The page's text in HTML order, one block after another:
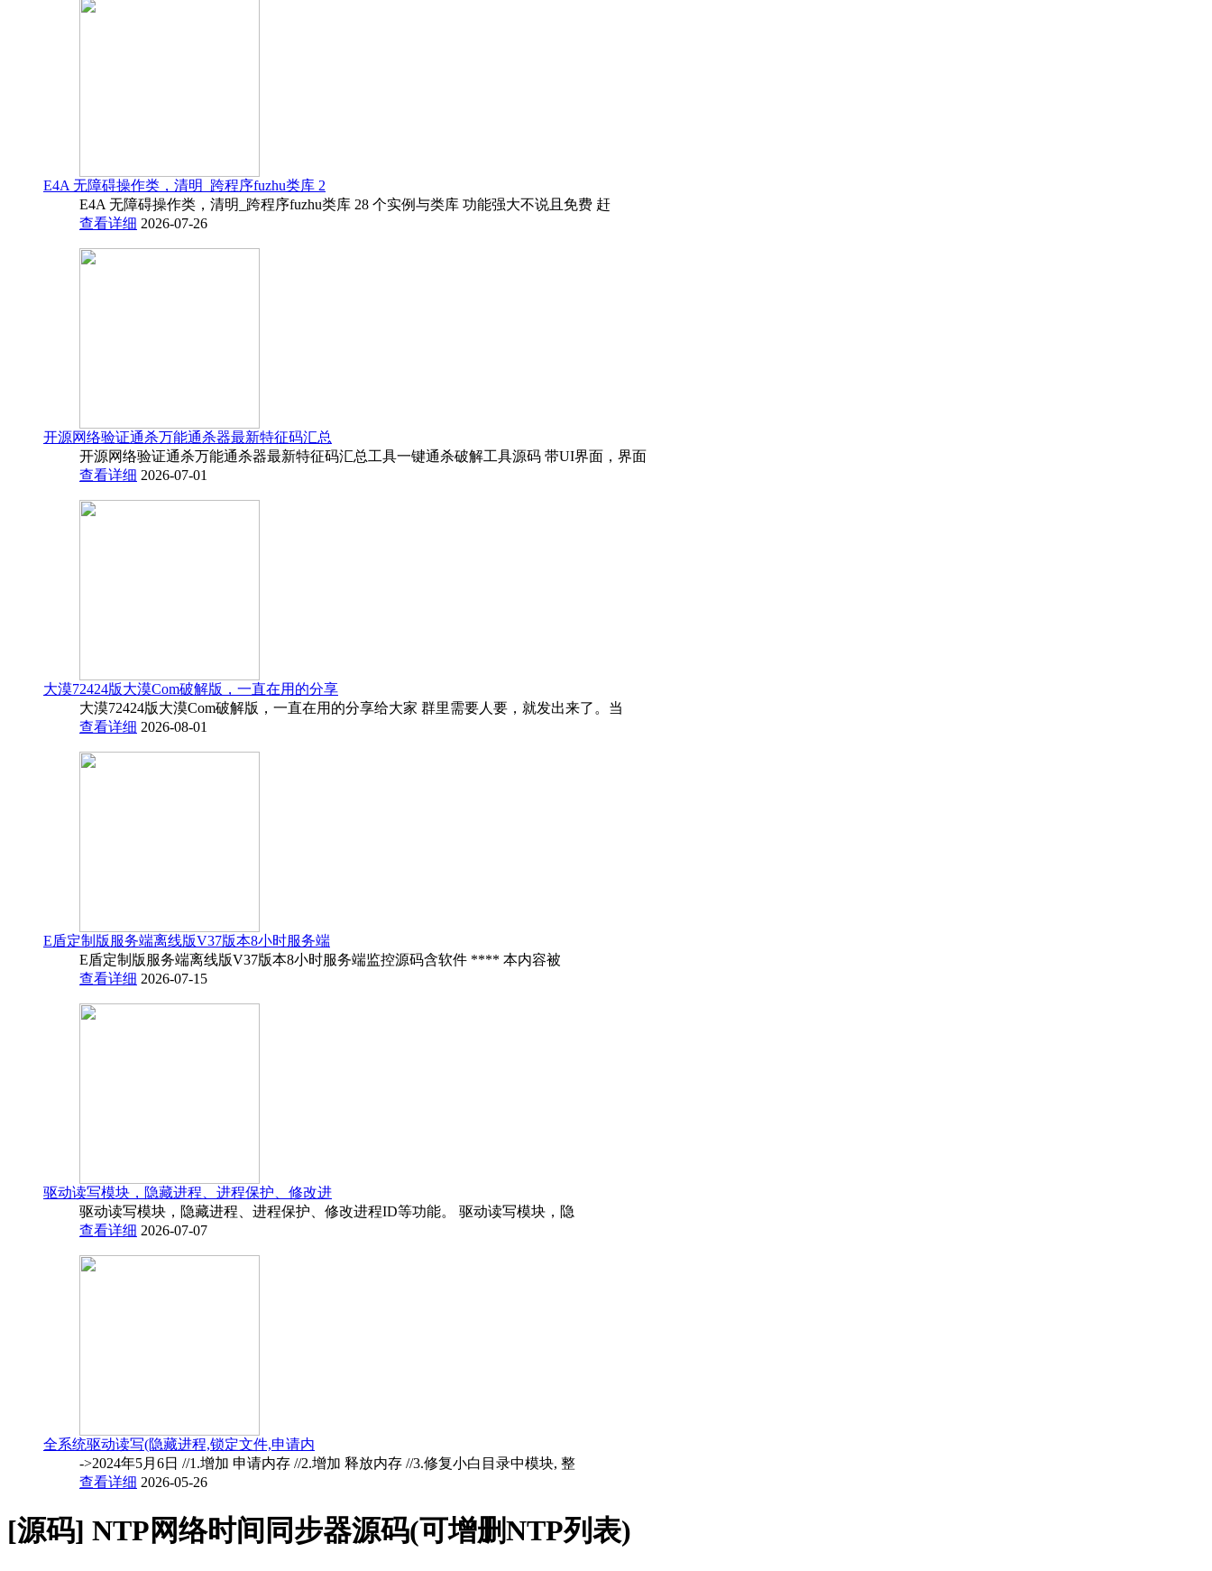
E4A 无障碍操作类，清明_跨程序fuzhu类库 2
E4A 无障碍操作类，清明_跨程序fuzhu类库 28 个实例与类库 功能强大不说且免费 赶
查看详细 2026-07-26
开源网络验证通杀万能通杀器最新特征码汇总
开源网络验证通杀万能通杀器最新特征码汇总工具一键通杀破解工具源码 带UI界面，界面
查看详细 2026-07-01
大漠72424版大漠Com破解版，一直在用的分享
大漠72424版大漠Com破解版，一直在用的分享给大家 群里需要人要，就发出来了。当
查看详细 2026-08-01
E盾定制版服务端离线版V37版本8小时服务端
E盾定制版服务端离线版V37版本8小时服务端监控源码含软件 **** 本内容被
查看详细 2026-07-15
驱动读写模块，隐藏进程、进程保护、修改进
驱动读写模块，隐藏进程、进程保护、修改进程ID等功能。 驱动读写模块，隐
查看详细 2026-07-07
全系统驱动读写(隐藏进程,锁定文件,申请内
->2024年5月6日 //1.增加 申请内存 //2.增加 释放内存 //3.修复小白目录中模块, 整
查看详细 2026-05-26
[源码] NTP网络时间同步器源码(可增删NTP列表)